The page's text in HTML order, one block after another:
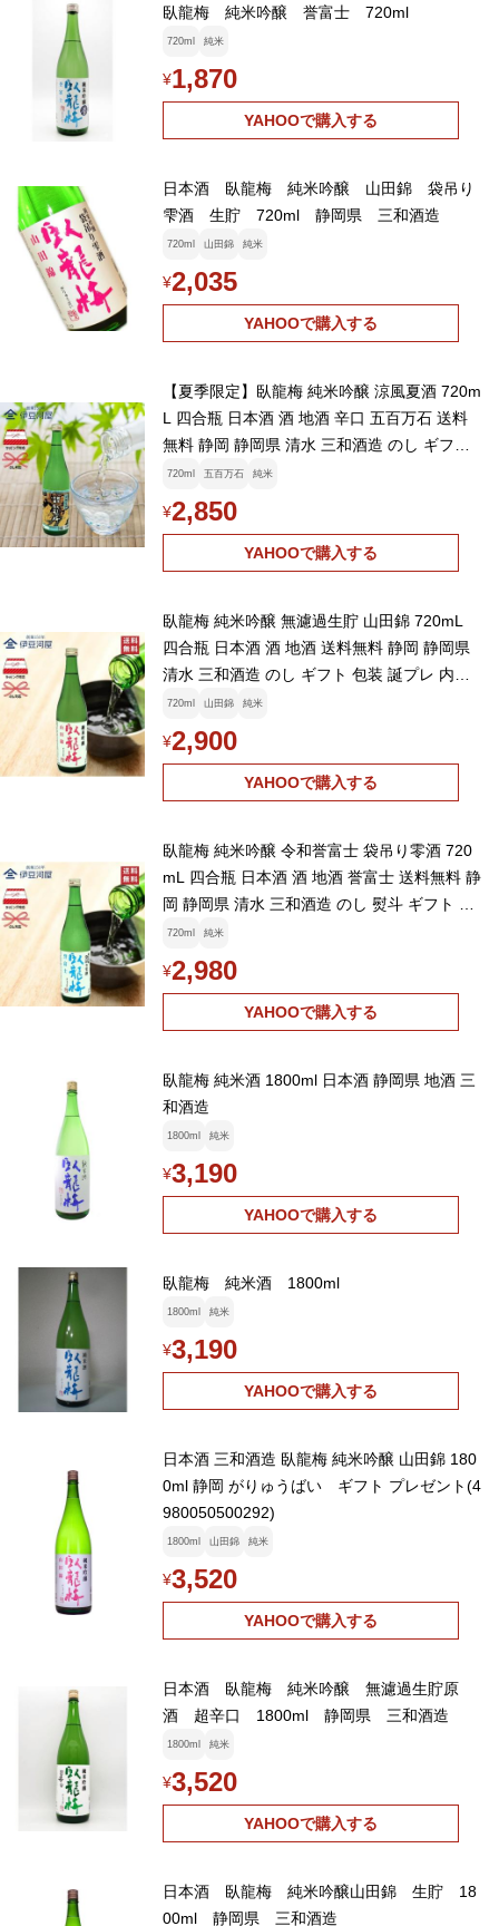
臥龍梅 純米吟醸 誉富士 720ml
720ml 純米
¥1,870
YAHOOで購入する
日本酒 臥龍梅 純米吟醸 山田錦 袋吊り
雫酒 生貯 720ml 静岡県 三和酒造
720ml 山田錦 純米
¥2,035
YAHOOで購入する
【夏季限定】臥龍梅 純米吟醸 涼風夏酒 720m
L 四合瓶 日本酒 酒 地酒 辛口 五百万石 送料
無料 静岡 静岡県 清水 三和酒造 のし ギフト
御中元 御祝 内祝
720ml 五百万石 純米
¥2,850
YAHOOで購入する
臥龍梅 純米吟醸 無濾過生貯 山田錦 720mL
四合瓶 日本酒 酒 地酒 送料無料 静岡 静岡県
清水 三和酒造 のし ギフト 包装 誕プレ 内祝
御祝 父の日 敬老の日
720ml 山田錦 純米
¥2,900
YAHOOで購入する
臥龍梅 純米吟醸 令和誉富士 袋吊り零酒 720
mL 四合瓶 日本酒 酒 地酒 誉富士 送料無料 静
岡 静岡県 清水 三和酒造 のし 熨斗 ギフト 包
装 内祝 御祝
720ml 純米
¥2,980
YAHOOで購入する
臥龍梅 純米酒 1800ml 日本酒 静岡県 地酒 三
和酒造
1800ml 純米
¥3,190
YAHOOで購入する
臥龍梅 純米酒 1800ml
1800ml 純米
¥3,190
YAHOOで購入する
日本酒 三和酒造 臥龍梅 純米吟醸 山田錦 180
0ml 静岡 がりゅうばい ギフト プレゼント(4
980050500292)
1800ml 山田錦 純米
¥3,520
YAHOOで購入する
日本酒 臥龍梅 純米吟醸 無濾過生貯原
酒 超辛口 1800ml 静岡県 三和酒造
1800ml 純米
¥3,520
YAHOOで購入する
日本酒 臥龍梅 純米吟醸山田錦 生貯 18
00ml 静岡県 三和酒造